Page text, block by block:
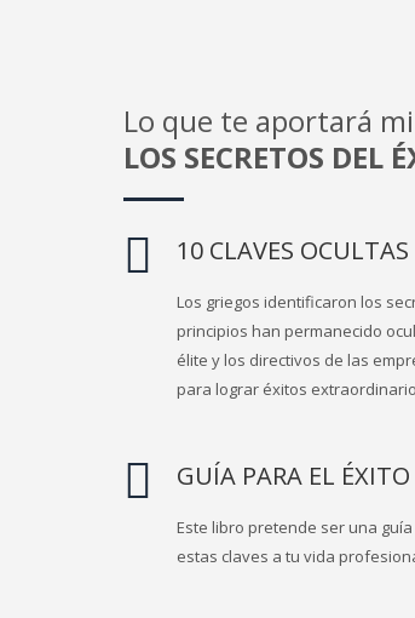
Lo que te aportará
LOS SECRETOS DEL
10 CLAVES OCULTAS
Los griegos identificaron los
principios han permanecido
élite y los directivos de las
para lograr éxitos
GUÍA PARA EL ÉXITO
Este libro pretende ser una
estas claves a tu vida